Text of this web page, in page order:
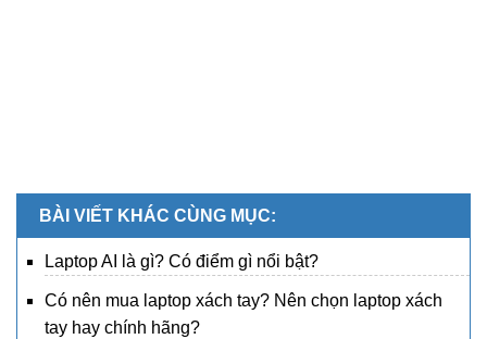
BÀI VIẾT KHÁC CÙNG MỤC:
Laptop AI là gì? Có điểm gì nổi bật?
Có nên mua laptop xách tay? Nên chọn laptop xách
tay hay chính hãng?